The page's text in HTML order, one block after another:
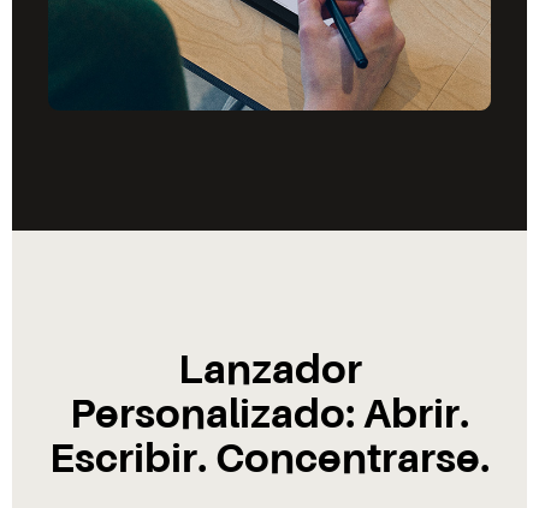
Lanzador
Personalizado: Abrir.
Escribir. Concentrarse.